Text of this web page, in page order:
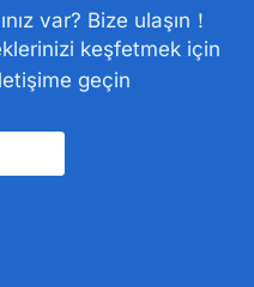
var? Bize ulaşın！
keşfetmek için
geçin